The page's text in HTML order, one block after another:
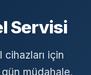
Servisi
için
gün müdahale,